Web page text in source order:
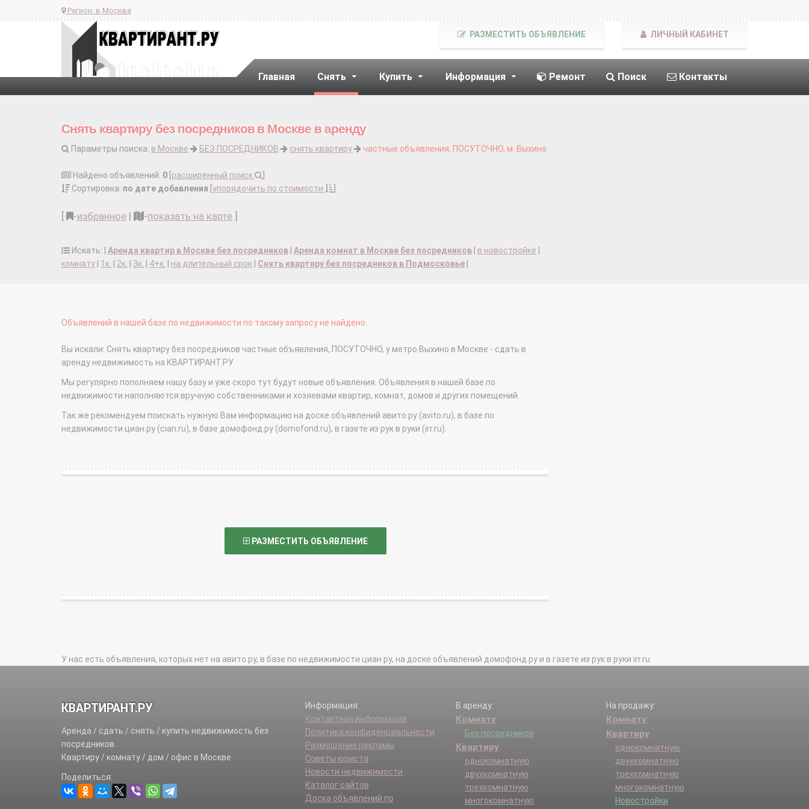
Регион: в Москве
Главная Снять Купить Информация Ремонт Поиск Контакты
РАЗМЕСТИТЬ ОБЪЯВЛЕНИЕ ЛИЧНЫЙ КАБИНЕТ
Снять квартиру без посредников в Москве в аренду
Параметры поиска: в Москве БЕЗ ПОСРЕДНИКОВ снять квартиру частные объявления, ПОСУТОЧНО, м. Выхино
Найдено объявлений: 0 расширенный поиск
Сортировка: по дате добавления упорядочить по стоимости
-избранное | -показать на карте
Искать: | Аренда квартир в Москве без посредников Аренда комнат в Москве без посредников в новостройке
комнату
1к. 2к. 3к. 4+к. на длительный срок Снять квартиру без посредников в Подмосковье
Объявлений в нашей базе по недвижимости по такому запросу не найдено...
Вы искали: Снять квартиру без посредников частные объявления, ПОСУТОЧНО, у метро Выхино в Москве - сдать в
аренду недвижимость на КВАРТИРАНТ.РУ
Мы регулярно пополняем нашу базу и уже скоро тут будут новые объявления. Объявления в нашей базе по
недвижимости наполняются вручную собственниками и хозяевами квартир, комнат, домов и других помещений.
Так же рекомендуем поискать нужную Вам информацию на доске объявлений авито.ру (avito.ru), в базе по
недвижимости циан.ру (cian.ru), в базе домофонд.ру (domofond.ru), в газете из рук в руки (irr.ru).
РАЗМЕСТИТЬ ОБЪЯВЛЕНИЕ
У нас есть объявления, которых нет на авито.ру, в базе по недвижимости циан.ру, на доске объявлений домофонд.ру и в газете из рук в руки irr.ru
КВАРТИРАНТ.РУ
Аренда / сдать / снять / купить недвижимость без
посредников.
Квартиру / комнату / дом / офис в Москве
Поделиться:
Информация:
Контактная информация
Политика конфиденциальности
Размещение рекламы
Советы юриста
Новости недвижимости
Каталог сайтов
Доска объявлений по
В аренду:
Комнату
Без посредников
Квартиру
однокомнатную
двухкомнатную
трехкомнатную
многокомнатную
На продажу:
Комнату
Квартиру
однокомнатную
двухкомнатную
трехкомнатную
многокомнатную
Новостройки